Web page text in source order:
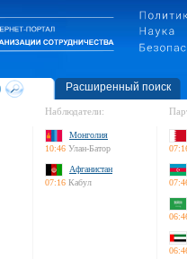
Расширенный поиск
Наблюдатели:
Монголия
10:46 Улан-Батор
Афганистан
07:16 Кабул